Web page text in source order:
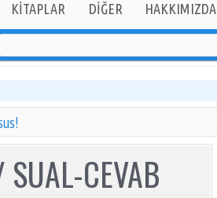
KİTAPLAR DİĞER HAKKIMIZDA
verebilirsiniz
CEVAB